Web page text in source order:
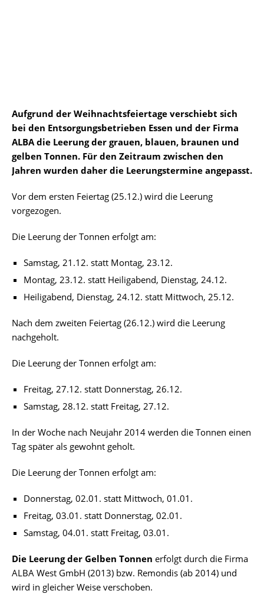
Aufgrund der Weihnachtsfeiertage verschiebt sich
bei den Entsorgungsbetrieben Essen und der Firma
ALBA die Leerung der grauen, blauen, braunen und
gelben Tonnen. Für den Zeitraum zwischen den
Jahren wurden daher die Leerungstermine angepasst.
Vor dem ersten Feiertag (25.12.) wird die Leerung
vorgezogen.
Die Leerung der Tonnen erfolgt am:
Samstag, 21.12. statt Montag, 23.12.
Montag, 23.12. statt Heiligabend, Dienstag, 24.12.
Heiligabend, Dienstag, 24.12. statt Mittwoch, 25.12.
Nach dem zweiten Feiertag (26.12.) wird die Leerung
nachgeholt.
Die Leerung der Tonnen erfolgt am:
Freitag, 27.12. statt Donnerstag, 26.12.
Samstag, 28.12. statt Freitag, 27.12.
In der Woche nach Neujahr 2014 werden die Tonnen einen
Tag später als gewohnt geholt.
Die Leerung der Tonnen erfolgt am:
Donnerstag, 02.01. statt Mittwoch, 01.01.
Freitag, 03.01. statt Donnerstag, 02.01.
Samstag, 04.01. statt Freitag, 03.01.
Die Leerung der Gelben Tonnen erfolgt durch die Firma
ALBA West GmbH (2013) bzw. Remondis (ab 2014) und
wird in gleicher Weise verschoben.